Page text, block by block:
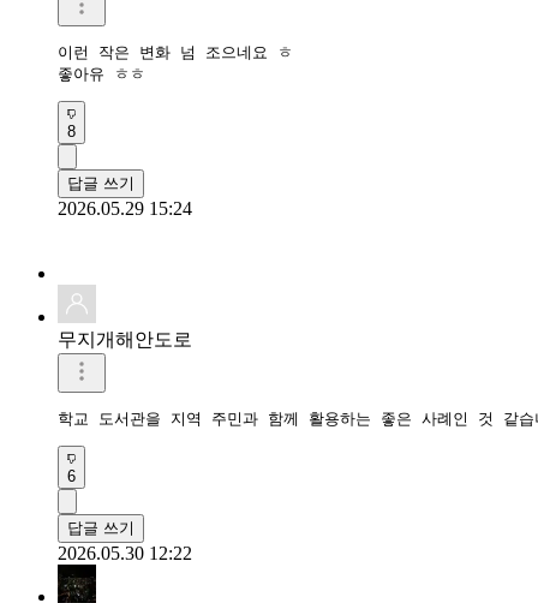
이런 작은 변화 넘 조으네요 ㅎ
좋아유 ㅎㅎ
8
답글 쓰기
2026.05.29 15:24
무지개해안도로
학교 도서관을 지역 주민과 함께 활용하는 좋은 사례인 것 같
6
답글 쓰기
2026.05.30 12:22